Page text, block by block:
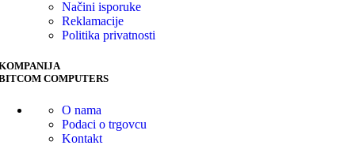
Načini isporuke
Reklamacije
Politika privatnosti
COMPUTERS
O nama
Podaci o trgovcu
Kontakt